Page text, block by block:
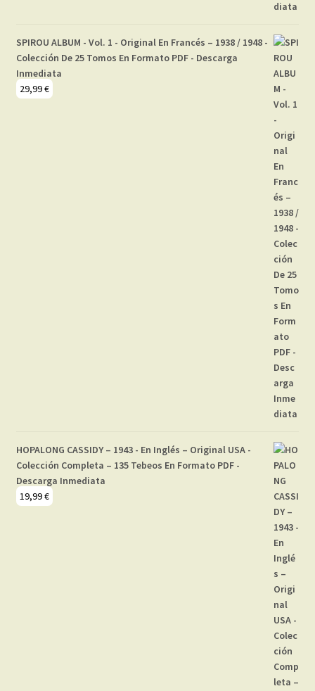
SPIROU ALBUM - Vol. 1 - Original En Francés – 1938 / 1948 -
Colección De 25 Tomos En Formato PDF - Descarga
Inmediata
29,99€
HOPALONG CASSIDY – 1943 - En Inglés – Original USA -
Colección Completa – 135 Tebeos En Formato PDF -
Descarga Inmediata
19,99€